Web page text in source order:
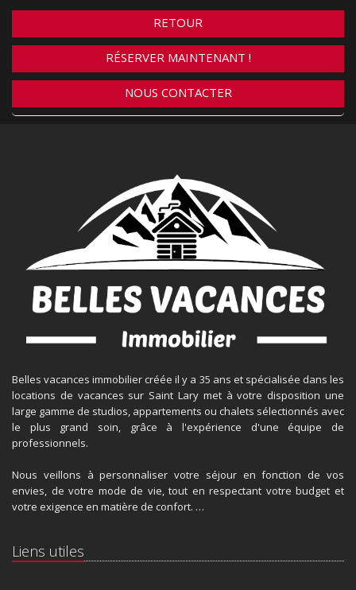
RETOUR
RÉSERVER MAINTENANT !
NOUS CONTACTER
Belles vacances immobilier créée il y a 35 ans et spécialisée dans les
locations de vacances sur Saint Lary met à votre disposition une
large gamme de studios, appartements ou chalets sélectionnés avec
le plus grand soin, grâce à l'expérience d'une équipe de
professionnels.
Nous veillons à personnaliser votre séjour en fonction de vos
envies, de votre mode de vie, tout en respectant votre budget et
votre exigence en matière de confort. …
Liens utiles